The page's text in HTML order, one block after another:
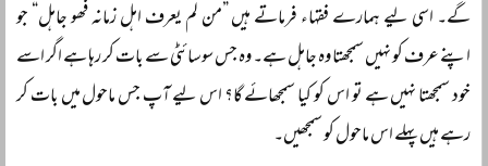
گے۔ اسی لیے ہمارے فقہاء فرماتے ہیں ”من لم یعرف اہل زمانہ فھو جاہل“ جو
اپنے عرف کو نہیں سمجھتا وہ جاہل ہے۔ وہ جس سوسائٹی سے بات کر رہا ہے اگر اسے
خود سمجھتا نہیں ہے تو اس کو کیا سمجھائے گا؟ اس لیے آپ جس ماحول میں بات کر
رہے ہیں پہلے اس ماحول کو سمجھیں۔